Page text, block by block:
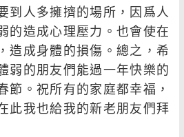
到人多擁擠的場所，因爲人
的造成心理壓力。也會使在
造成身體的損傷。總之，希
弱的朋友們能過一年快樂的
節。祝所有的家庭都幸福，
此我也給我的新老朋友們拜